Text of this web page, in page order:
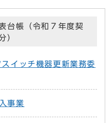
台帳（令和７年度契
）
イッチ機器更新業務委
事業